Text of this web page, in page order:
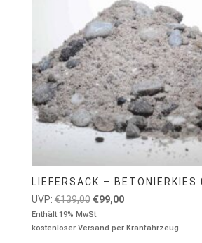
LIEFERSACK – BETONIERKIES
UVP: €139,00 Ursprünglicher
Preis
war:
€99,00Aktueller
ist:
Enthält 19% MwSt.
kostenloser Versand per Kranfahrzeug